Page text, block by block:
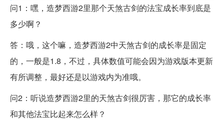
问1：嘿，造梦西游2里那个天煞古剑的法宝成长率到底是
多少啊？
答：哦，这个嘛，造梦西游2中天煞古剑的成长率是固定
的，一般是1.8，不过，具体数值可能会因为游戏版本更新
有所调整，最好还是以游戏内为准哦。
问2：听说造梦西游2里的天煞古剑很厉害，那它的成长率
和其他法宝比起来怎么样？